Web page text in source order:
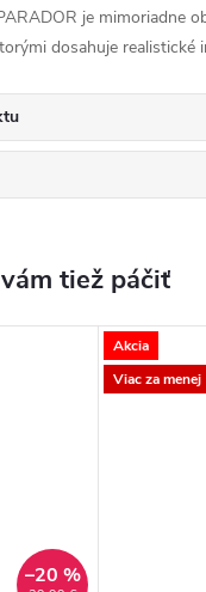
je mimoriadne
dosahuje realistické
–20 %
Akcia
Viac za menej